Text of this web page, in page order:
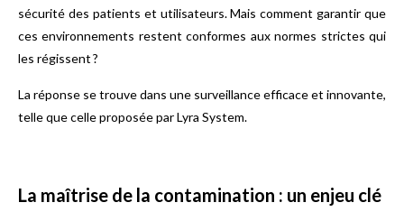
sécurité des patients et utilisateurs. Mais comment garantir que
ces environnements restent conformes aux normes strictes qui
les régissent ?
La réponse se trouve dans une surveillance efficace et innovante,
telle que celle proposée par Lyra System.
La maîtrise de la contamination : un enjeu clé